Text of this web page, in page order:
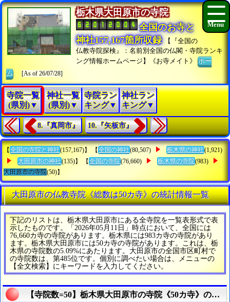
栃木県大田原市の寺院
全国のお寺と
神社157,167箇所収録
【『全国の
仏教寺院探検』：名前別全国の仏閣・寺院ランキ
ング情報ホームページ】《お寺メイト》ホー
ム
[As of 26/07/28]
寺院一覧
(県別)▼
神社一覧
(県別)▼
寺院ラン
キング▼
神社ラン
キング▼
8.『真岡市』 10.『矢板市』
【 全国の寺院と神社(157,167)】 【 全国の神社(80,507) 栃木県の神社(1,921)
大田原市の神社(135)】 【 全国の寺院(76,660) 栃木県の寺院(983)
大田原市の寺院(50)】
大田原市の仏教寺院《総数は50カ寺》の統計情報一覧
下記のリストは、栃木県大田原市にある全寺院を一覧表形式で表
示したものです。「2026年05月11日」時点において、全国には
76,660カ寺の寺院があります。栃木県には983カ寺の寺院があり
ます。栃木県大田原市には50カ寺の寺院があります。これは、栃
木県の寺院数の5.09%にあたります。大田原市の全国市区町村で
の寺院数は、第485位です。個別に調べたい場合は、メニューの
【全文検索】にキーワードを入力してください。
【寺院数=50】栃木県大田原市の寺院《50カ寺》の統